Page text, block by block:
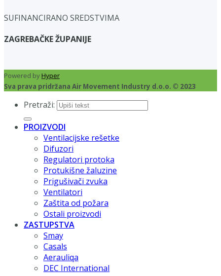
SUFINANCIRANO SREDSTVIMA
ZAGREBAČKE ŽUPANIJE
Powered byHyper
Sva prava pridržana Air Movement Industry d.o.o. © 2023
Pretraži:
PROIZVODI
Ventilacijske rešetke
Difuzori
Regulatori protoka
Protukišne žaluzine
Prigušivači zvuka
Ventilatori
Zaštita od požara
Ostali proizvodi
ZASTUPSTVA
Smay
Casals
Aerauliqa
DEC International